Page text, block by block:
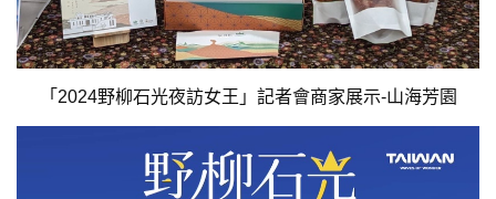
「2024野柳石光夜訪女王」記者會商家展示-山海芳園